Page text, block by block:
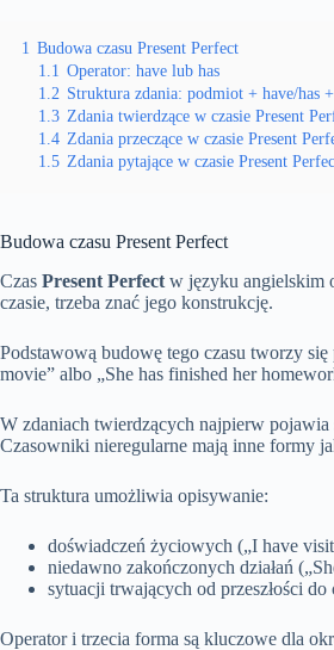
1 Budowa czasu Present Perfect
1.1 Operator: have lub has
1.2 Struktura zdania: podmiot + have/has
1.3 Zdania twierdzące w czasie Present
1.4 Zdania przeczące w czasie Present
1.5 Zdania pytające w czasie Present
Budowa czasu Present Perfect
Czas Present Perfect w języku angielskim
czasie, trzeba znać jego konstrukcję.
Podstawową budowę tego czasu tworzy
movie” albo „She has finished her
W zdaniach twierdzących najpierw
Czasowniki nieregularne mają inne formy
Ta struktura umożliwia opisywanie:
doświadczeń życiowych („I have
niedawno zakończonych działań
sytuacji trwających od przeszłości
Operator i trzecia forma są kluczowe dla